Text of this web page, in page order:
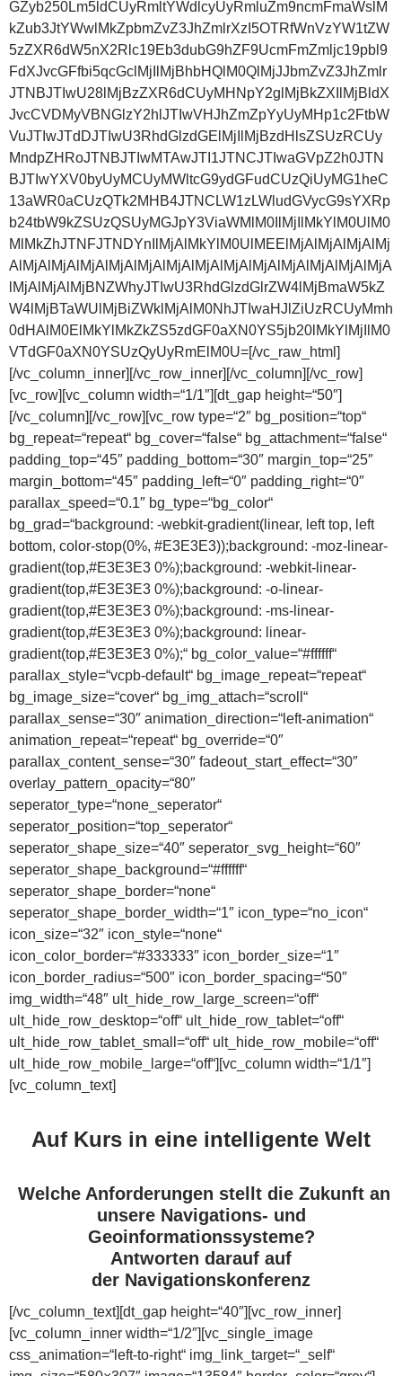
GZyb250Lm5ldCUyRmltYWdlcyUyRmluZm9ncmFmaWslM
kZub3JtYWwlMkZpbmZvZ3JhZmlrXzI5OTRfWnVzYW1tZW
5zZXR6dW5nX2Rlc19Eb3dubG9hZF9UcmFmZmljc19pbl9
FdXJvcGFfbi5qcGclMjIlMjBhbHQlM0QlMjJJbmZvZ3JhZmlr
JTNBJTIwU28lMjBzZXR6dCUyMHNpY2glMjBkZXIlMjBldX
JvcCVDMyVBNGlzY2hlJTIwVHJhZmZpYyUyMHp1c2FtbW
VuJTIwJTdDJTIwU3RhdGlzdGElMjIlMjBzdHlsZSUzRCUy
MndpZHRoJTNBJTIwMTAwJTI1JTNCJTIwaGVpZ2h0JTN
BJTIwYXV0byUyMCUyMWltcG9ydGFudCUzQiUyMG1heC
13aWR0aCUzQTk2MHB4JTNCLW1zLWludGVycG9sYXRp
b24tbW9kZSUzQSUyMGJpY3ViaWMlM0IlMjIlMkYlM0UlM0
MlMkZhJTNFJTNDYnIlMjAlMkYlM0UlMEElMjAlMjAlMjAlMj
AlMjAlMjAlMjAlMjAlMjAlMjAlMjAlMjAlMjAlMjAlMjAlMjAlMjA
lMjAlMjAlMjBNZWhyJTIwU3RhdGlzdGlrZW4lMjBmaW5kZ
W4lMjBTaWUlMjBiZWklMjAlM0NhJTIwaHJlZiUzRCUyMmh
0dHAlM0ElMkYlMkZkZS5zdGF0aXN0YS5jb20lMkYlMjIlM0
VTdGF0aXN0YSUzQyUyRmElM0U=[/vc_raw_html]
[/vc_column_inner][/vc_row_inner][/vc_column][/vc_row]
[vc_row][vc_column width=“1/1″][dt_gap height=“50″]
[/vc_column][/vc_row][vc_row type=“2″ bg_position=“top“
bg_repeat=“repeat“ bg_cover=“false“ bg_attachment=“false“
padding_top=“45″ padding_bottom=“30″ margin_top=“25″
margin_bottom=“45″ padding_left=“0″ padding_right=“0″
parallax_speed=“0.1″ bg_type=“bg_color“
bg_grad=“background: -webkit-gradient(linear, left top, left
bottom, color-stop(0%, #E3E3E3));background: -moz-linear-
gradient(top,#E3E3E3 0%);background: -webkit-linear-
gradient(top,#E3E3E3 0%);background: -o-linear-
gradient(top,#E3E3E3 0%);background: -ms-linear-
gradient(top,#E3E3E3 0%);background: linear-
gradient(top,#E3E3E3 0%);“ bg_color_value=“#ffffff“
parallax_style=“vcpb-default“ bg_image_repeat=“repeat“
bg_image_size=“cover“ bg_img_attach=“scroll“
parallax_sense=“30″ animation_direction=“left-animation“
animation_repeat=“repeat“ bg_override=“0″
parallax_content_sense=“30″ fadeout_start_effect=“30″
overlay_pattern_opacity=“80″
seperator_type=“none_seperator“
seperator_position=“top_seperator“
seperator_shape_size=“40″ seperator_svg_height=“60″
seperator_shape_background=“#ffffff“
seperator_shape_border=“none“
seperator_shape_border_width=“1″ icon_type=“no_icon“
icon_size=“32″ icon_style=“none“
icon_color_border=“#333333″ icon_border_size=“1″
icon_border_radius=“500″ icon_border_spacing=“50″
img_width=“48″ ult_hide_row_large_screen=“off“
ult_hide_row_desktop=“off“ ult_hide_row_tablet=“off“
ult_hide_row_tablet_small=“off“ ult_hide_row_mobile=“off“
ult_hide_row_mobile_large=“off“][vc_column width=“1/1″]
[vc_column_text]
Auf Kurs in eine intelligente Welt
Welche Anforderungen stellt die Zukunft an
unsere Navigations- und
Geoinformationssysteme?
Antworten darauf auf
der Navigationskonferenz
[/vc_column_text][dt_gap height=“40″][vc_row_inner]
[vc_column_inner width=“1/2″][vc_single_image
css_animation=“left-to-right“ img_link_target=“_self“